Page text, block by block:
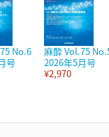
No.6
号
麻酔 Vol.75
2026年5月号
¥2,970